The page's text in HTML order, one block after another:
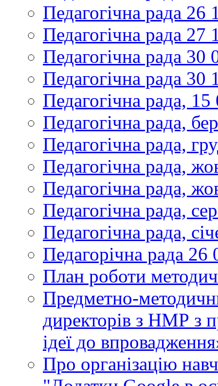
Педагогічна рада 26
Педагогічна рада 27
Педагогічна рада 30
Педагогічна рада 30
Педагогічна рада,
Педагогічна рада,
Педагогічна рада,
Педагогічна рада,
Педагогічна рада,
Педагогічна рада,
Педагогічна рада,
Педагорічна рада 26
План роботи
Предметно-
директорів з НМР з
ідеї до
Про організацію